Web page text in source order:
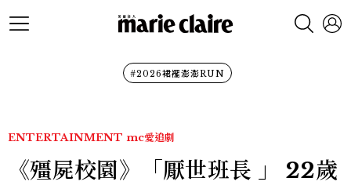
#2026裙襬澎澎RUN
ENTERTAINMENT mc愛追劇
《殭屍校園》「厭世班長 」 22歲